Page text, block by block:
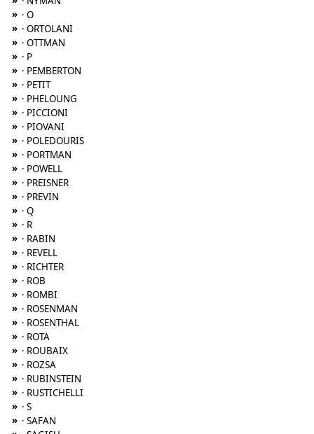
» · O
» · ORTOLANI
» · OTTMAN
» · P
» · PEMBERTON
» · PETIT
» · PHELOUNG
» · PICCIONI
» · PIOVANI
» · POLEDOURIS
» · PORTMAN
» · POWELL
» · PREISNER
» · PREVIN
» · Q
» · R
» · RABIN
» · REVELL
» · RICHTER
» · ROB
» · ROMBI
» · ROSENMAN
» · ROSENTHAL
» · ROTA
» · ROUBAIX
» · ROZSA
» · RUBINSTEIN
» · RUSTICHELLI
» · S
» · SAFAN